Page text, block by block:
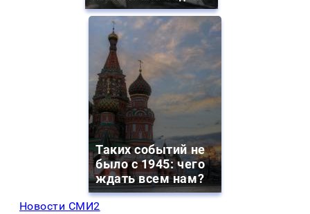
Таких событий не
было с 1945: чего
ждать всем нам?
Новости СМИ2